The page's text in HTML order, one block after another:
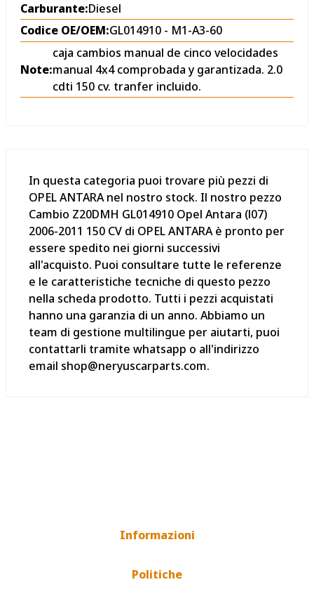
Carburante:Diesel
Codice OE/OEM:GL014910 - M1-A3-60
Note:
caja cambios manual de cinco velocidades
manual 4x4 comprobada y garantizada. 2.0
cdti 150 cv. tranfer incluido.
In questa categoria puoi trovare più pezzi di
OPEL ANTARA nel nostro stock. Il nostro pezzo
Cambio Z20DMH GL014910 Opel Antara (l07)
2006-2011 150 CV di OPEL ANTARA è pronto per
essere spedito nei giorni successivi
all'acquisto. Puoi consultare tutte le referenze
e le caratteristiche tecniche di questo pezzo
nella scheda prodotto. Tutti i pezzi acquistati
hanno una garanzia di un anno. Abbiamo un
team di gestione multilingue per aiutarti, puoi
contattarli tramite whatsapp o all'indirizzo
email shop@neryuscarparts.com.
Informazioni
Politiche